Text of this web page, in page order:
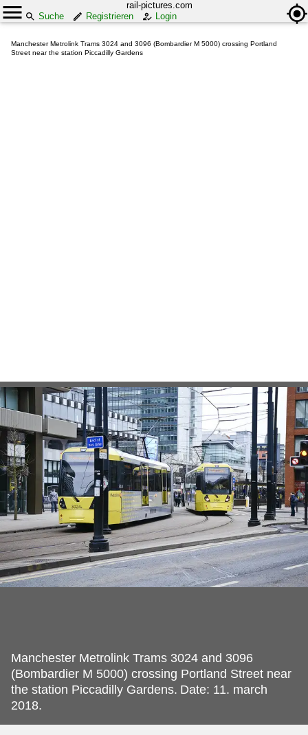
rail-pictures.com
Suche
Registrieren Login
Manchester Metrolink Trams 3024 and 3096 (Bombardier M 5000) crossing Portland
Street near the station Piccadilly Gardens
Manchester Metrolink Trams 3024 and 3096
(Bombardier M 5000) crossing Portland Street near
the station Piccadilly Gardens. Date: 11. march
2018.